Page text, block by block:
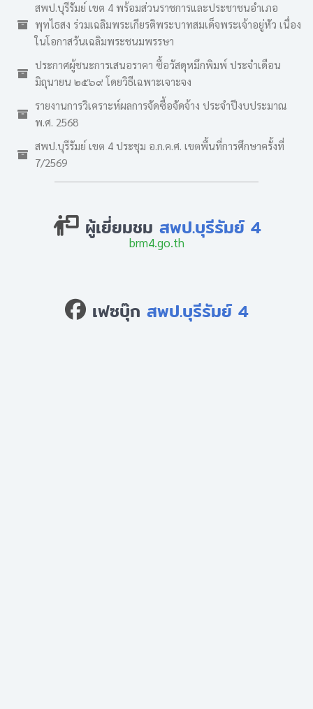
สพป.บุรีรัมย์ เขต 4 พร้อมส่วนราชการและประชาชนอำเภอ
พุทไธสง ร่วมเฉลิมพระเกียรติพระบาทสมเด็จพระเจ้าอยู่หัว เนื่อง
ในโอกาสวันเฉลิมพระชนมพรรษา
ประกาศผู้ชนะการเสนอราคา ซื้อวัสดุหมึกพิมพ์ ประจำเดือน
มิถุนายน ๒๕๖๙ โดยวิธีเฉพาะเจาะจง
รายงานการวิเคราะห์ผลการจัดซื้อจัดจ้าง ประจำปีงบประมาณ
พ.ศ. 2568
สพป.บุรีรัมย์ เขต 4 ประชุม อ.ก.ค.ศ. เขตพื้นที่การศึกษาครั้งที่
7/2569
ผู้เยี่ยมชม สพป.บุรีรัมย์ 4
brm4.go.th
เฟซบุ๊ก สพป.บุรีรัมย์ 4